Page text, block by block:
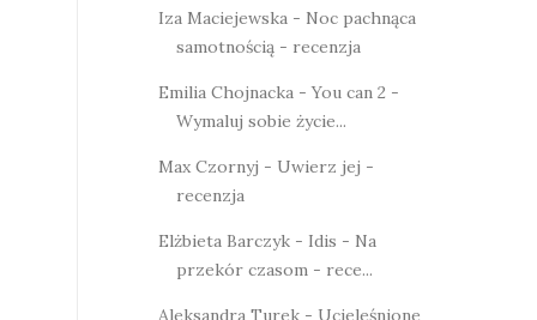
Iza Maciejewska - Noc pachnąca
samotnością - recenzja
Emilia Chojnacka - You can 2 -
Wymaluj sobie życie...
Max Czornyj - Uwierz jej -
recenzja
Elżbieta Barczyk - Idis - Na
przekór czasom - rece...
Aleksandra Turek - Ucieleśnione